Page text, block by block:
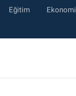
Eğitim Ekonomi